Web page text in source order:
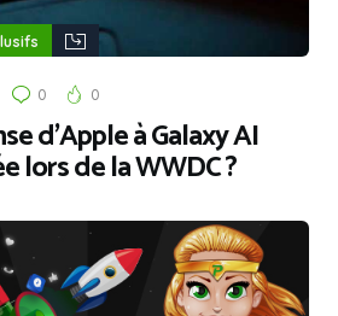
0 0
d’Apple à Galaxy AI
lors de la WWDC ?